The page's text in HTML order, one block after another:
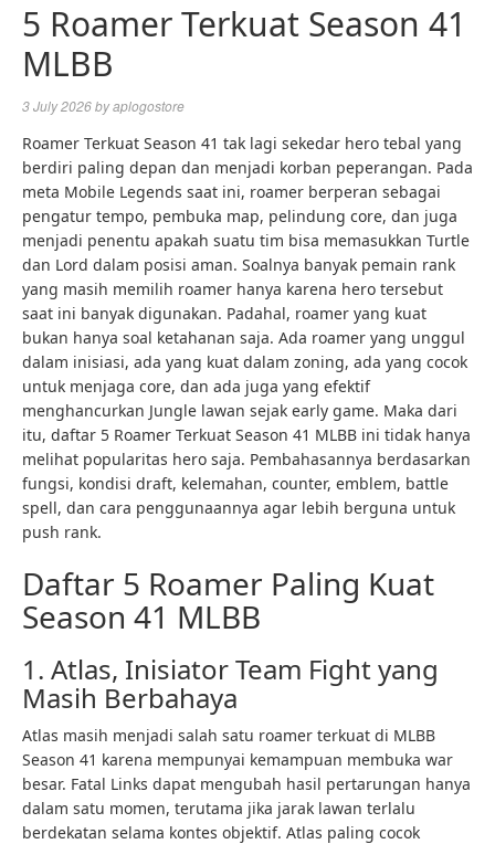
5 Roamer Terkuat Season 41
MLBB
3 July 2026byaplogostore
Roamer Terkuat Season 41 tak lagi sekedar hero tebal yang
berdiri paling depan dan menjadi korban peperangan. Pada
meta Mobile Legends saat ini, roamer berperan sebagai
pengatur tempo, pembuka map, pelindung core, dan juga
menjadi penentu apakah suatu tim bisa memasukkan Turtle
dan Lord dalam posisi aman. Soalnya banyak pemain rank
yang masih memilih roamer hanya karena hero tersebut
saat ini banyak digunakan. Padahal, roamer yang kuat
bukan hanya soal ketahanan saja. Ada roamer yang unggul
dalam inisiasi, ada yang kuat dalam zoning, ada yang cocok
untuk menjaga core, dan ada juga yang efektif
menghancurkan Jungle lawan sejak early game. Maka dari
itu, daftar 5 Roamer Terkuat Season 41 MLBB ini tidak hanya
melihat popularitas hero saja. Pembahasannya berdasarkan
fungsi, kondisi draft, kelemahan, counter, emblem, battle
spell, dan cara penggunaannya agar lebih berguna untuk
push rank.
Daftar 5 Roamer Paling Kuat
Season 41 MLBB
1. Atlas, Inisiator Team Fight yang
Masih Berbahaya
Atlas masih menjadi salah satu roamer terkuat di MLBB
Season 41 karena mempunyai kemampuan membuka war
besar. Fatal Links dapat mengubah hasil pertarungan hanya
dalam satu momen, terutama jika jarak lawan terlalu
berdekatan selama kontes objektif. Atlas paling cocok